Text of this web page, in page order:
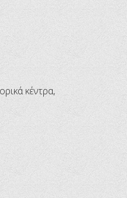
κέντρα,